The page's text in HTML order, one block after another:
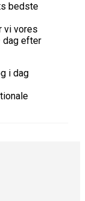
bedste
vi vores
dag efter
i dag